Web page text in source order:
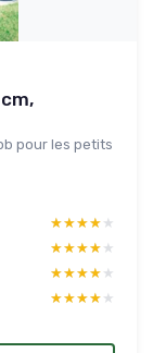
pour les petits
★★★★★
★★★★★
★★★★★
★★★★★
★★★★★
★★★★★
★★★★★
★★★★★